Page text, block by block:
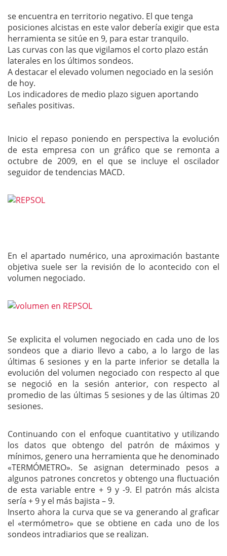
se encuentra en territorio negativo. El que tenga
posiciones alcistas en este valor debería exigir que esta
herramienta se sitúe en 9, para estar tranquilo.
Las curvas con las que vigilamos el corto plazo están
laterales en los últimos sondeos.
A destacar el elevado volumen negociado en la sesión
de hoy.
Los indicadores de medio plazo siguen aportando
señales positivas.
Inicio el repaso poniendo en perspectiva la evolución
de esta empresa con un gráfico que se remonta a
octubre de 2009, en el que se incluye el oscilador
seguidor de tendencias MACD.
En el apartado numérico, una aproximación bastante
objetiva suele ser la revisión de lo acontecido con el
volumen negociado.
Se explicita el volumen negociado en cada uno de los
sondeos que a diario llevo a cabo, a lo largo de las
últimas 6 sesiones y en la parte inferior se detalla la
evolución del volumen negociado con respecto al que
se negoció en la sesión anterior, con respecto al
promedio de las últimas 5 sesiones y de las últimas 20
sesiones.
Continuando con el enfoque cuantitativo y utilizando
los datos que obtengo del patrón de máximos y
mínimos, genero una herramienta que he denominado
«TERMÓMETRO». Se asignan determinado pesos a
algunos patrones concretos y obtengo una fluctuación
de esta variable entre + 9 y -9. El patrón más alcista
sería + 9 y el más bajista – 9.
Inserto ahora la curva que se va generando al graficar
el «termómetro» que se obtiene en cada uno de los
sondeos intradiarios que se realizan.